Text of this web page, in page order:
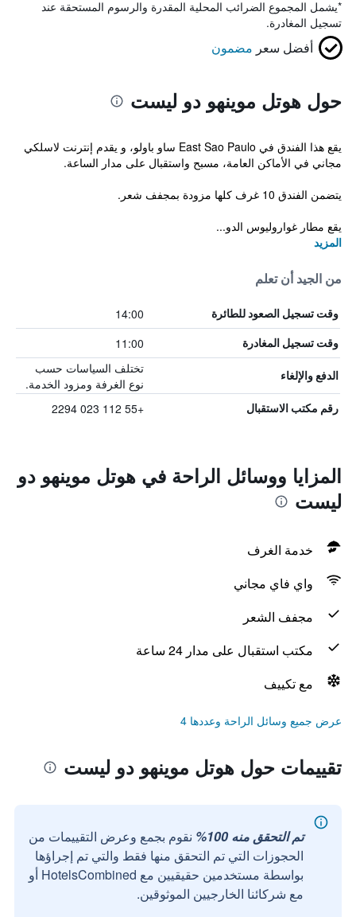
*يشمل المجموع الضرائب المحلية المقدرة والرسوم المستحقة عند
تسجيل المغادرة.
أفضل سعر مضمون
حول هوتل موينهو دو ليست
يقع هذا الفندق في East Sao Paulo ساو باولو، و يقدم إنترنت لاسلكي
مجاني في الأماكن العامة، مسبح واستقبال على مدار الساعة.
يتضمن الفندق 10 غرف كلها مزودة بمجفف شعر.
يقع مطار غواروليوس الدو...
المزيد
من الجيد أن تعلم
وقت تسجيل الصعود للطائرة 14:00
وقت تسجيل المغادرة 11:00
الدفع والإلغاء
تختلف السياسات حسب
نوع الغرفة ومزود الخدمة.
رقم مكتب الاستقبال +55 112 023 2294
المزايا ووسائل الراحة في هوتل موينهو دو
ليست
خدمة الغرف
واي فاي مجاني
مجفف الشعر
مكتب استقبال على مدار 24 ساعة
مع تكييف
عرض جميع وسائل الراحة وعددها 4
تقييمات حول هوتل موينهو دو ليست
تم التحقق منه 100%
نقوم بجمع وعرض التقييمات من
الحجوزات التي تم التحقق منها فقط والتي تم إجراؤها
بواسطة مستخدمين حقيقيين مع HotelsCombined أو
مع شركائنا الخارجيين الموثوقين.